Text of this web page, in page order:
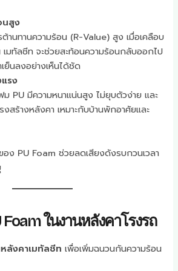
นสูง
านทานความร้อน (R-Value) สูง เมื่อเคลือบ
มทัลชีท จะช่วยสะท้อนความร้อนกลับออกไป
ย็นลงอย่างเห็นได้ชัด
รง
ม PU มีความหนาแน่นสูง ไม่ยุบตัวง่าย และ
งสร้างหลังคา เหมาะกับบ้านพักอาศัยและ
ง PU Foam ช่วยลดเสียงดังรบกวนเวลา
Foam ในงานหลังคาโรงรถ
ลังคาเมทัลชีท เพื่อเพิ่มฉนวนกันความร้อน